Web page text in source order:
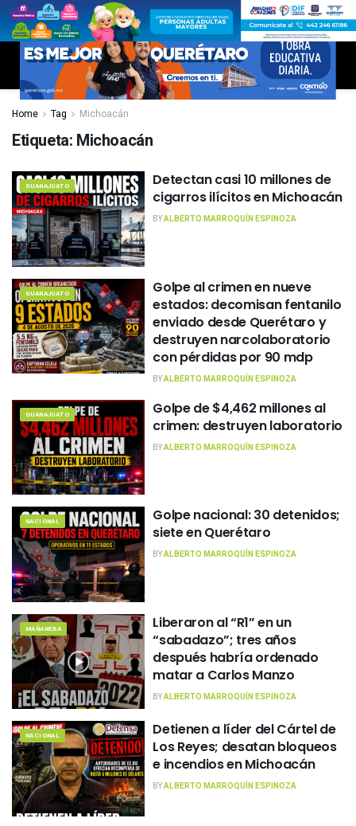
Home Tag Michoacán
Etiqueta: Michoacán
GUANAJUATO
Detectan casi 10 millones de
cigarros ilícitos en Michoacán
BYALBERTO MARROQUÍN ESPINOZA
GUANAJUATO
Golpe al crimen en nueve
estados: decomisan fentanilo
enviado desde Querétaro y
destruyen narcolaboratorio
con pérdidas por 90 mdp
BYALBERTO MARROQUÍN ESPINOZA
GUANAJUATO
Golpe de $4,462 millones al
crimen: destruyen laboratorio
BYALBERTO MARROQUÍN ESPINOZA
NACIONAL
Golpe nacional: 30 detenidos;
siete en Querétaro
BYALBERTO MARROQUÍN ESPINOZA
MAÑANERA
Liberaron al “R1” en un
“sabadazo”; tres años
después habría ordenado
matar a Carlos Manzo
BYALBERTO MARROQUÍN ESPINOZA
NACIONAL
Detienen a líder del Cártel de
Los Reyes; desatan bloqueos
e incendios en Michoacán
BYALBERTO MARROQUÍN ESPINOZA